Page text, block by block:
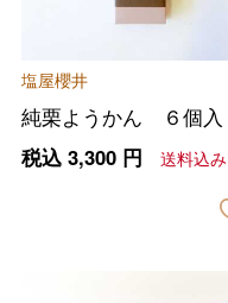
塩屋櫻井
純栗ようかん ６個入
税込 3,300円 送料込み